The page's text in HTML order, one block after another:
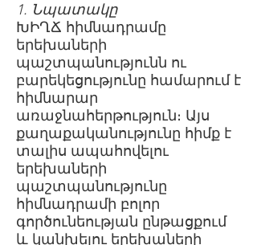
1. Նպատակը
ԽԻՂՃ հիմնադրամը
երեխաների
պաշտպանությունն ու
բարեկեցությունը համարում է
հիմնարար
առաջնահերթություն։ Այս
քաղաքականությունը հիմք է
տալիս ապահովելու
երեխաների
պաշտպանությունը
հիմնադրամի բոլոր
գործունեության ընթացքում
և կանխելու երեխաների